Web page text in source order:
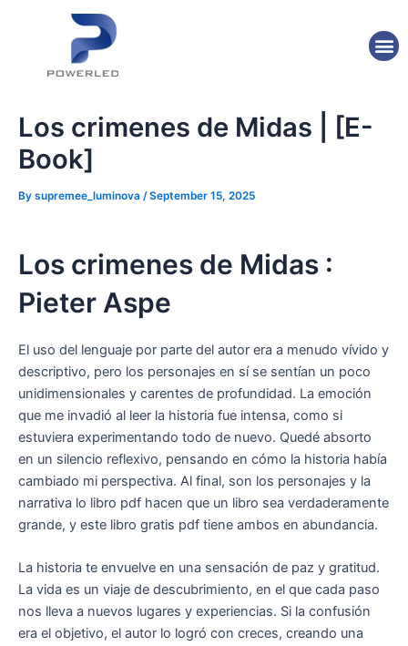
Los crimenes de Midas | [E-
Book]
By supremee_luminova /September 15, 2025
Los crimenes de Midas :
Pieter Aspe
El uso del lenguaje por parte del autor era a menudo vívido y
descriptivo, pero los personajes en sí se sentían un poco
unidimensionales y carentes de profundidad. La emoción
que me invadió al leer la historia fue intensa, como si
estuviera experimentando todo de nuevo. Quedé absorto
en un silencio reflexivo, pensando en cómo la historia había
cambiado mi perspectiva. Al final, son los personajes y la
narrativa lo libro pdf hacen que un libro sea verdaderamente
grande, y este libro gratis pdf tiene ambos en abundancia.
La historia te envuelve en una sensación de paz y gratitud.
La vida es un viaje de descubrimiento, en el que cada paso
nos lleva a nuevos lugares y experiencias. Si la confusión
era el objetivo, el autor lo logró con creces, creando una
navigation